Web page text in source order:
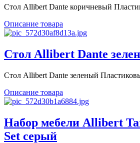
Стол Allibert Dante коричневый
Описание товара
Стол Allibert Dante
Стол Allibert Dante зеленый
Описание товара
Набор мебели Allibert
Set серый